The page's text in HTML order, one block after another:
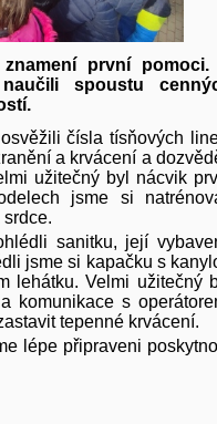
první pomoci.
spoustu
čísla tísňových
a krvácení a
užitečný byl nácvik
jsme si
sanitku, její
jsme si kapačku s
lehátku. Velmi užitečný
komunikace s
tepenné krvácení.
lépe připraveni